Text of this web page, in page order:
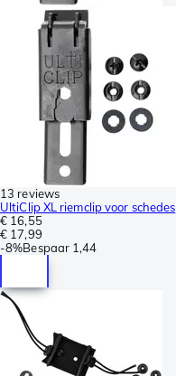
13 reviews
UltiClip XL riemclip voor schedes
€ 16,55
€ 17,99
-8%Bespaar 1,44